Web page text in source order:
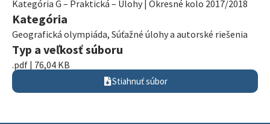
Kategória G – Praktická – Úlohy | Okresné kolo 2017/2018
Kategória
Geografická olympiáda, Súťažné úlohy a autorské riešenia
Typ a veľkosť súboru
.pdf | 76,04 KB
Stiahnuť súbor